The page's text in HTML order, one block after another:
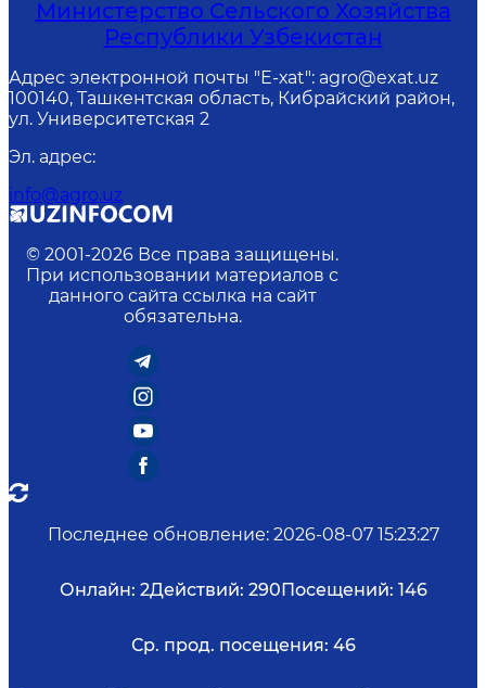
Министерство Сельского Хозяйства
Республики Узбекистан
Адрес электронной почты "Е-хаt": agro@exat.uz
100140, Ташкентская область, Кибрайский район,
ул. Университетская 2
Эл. адрес:
info@agro.uz
© 2001-2026 Все права защищены.
При использовании материалов с
данного сайта ссылка на сайт
обязательна.
Последнее обновление: 2026-08-07 15:23:27
Онлайн: 2Действий: 290Посещений: 146
Ср. прод. посещения: 46